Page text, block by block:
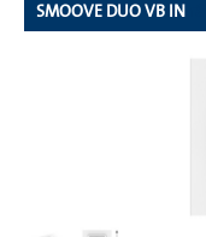
SMOOVE DUO VB IN